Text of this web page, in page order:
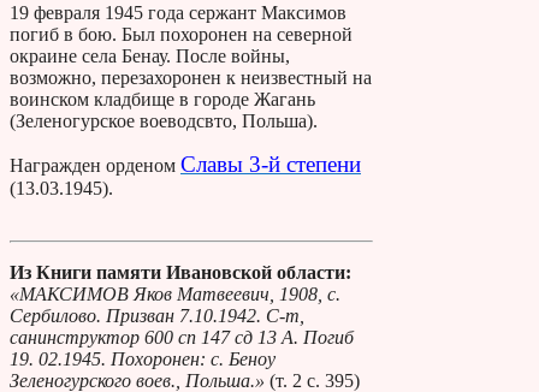
19 февраля 1945 года сержант Максимов
погиб в бою. Был похоронен на северной
окраине села Бенау. После войны,
возможно, перезахоронен к неизвестный на
воинском кладбище в городе Жагань
(Зеленогурское воеводсвто, Польша).
Награжден орденом Славы 3-й степени
(13.03.1945).
Из Книги памяти Ивановской области:
«МАКСИМОВ Яков Матвеевич, 1908, с.
Сербилово. Призван 7.10.1942. С-т,
санинструктор 600 сп 147 сд 13 А. Погиб
19. 02.1945. Похоронен: с. Беноу
Зеленогурского воев., Польша.» (т. 2 с. 395)